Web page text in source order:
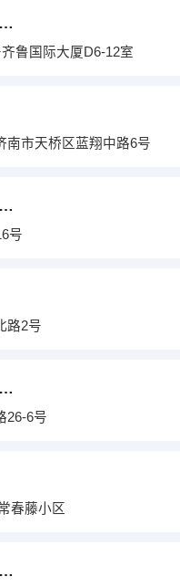
络科技有限公司
鲁国际大厦D6-12室
南市天桥区蓝翔中路6号
能天然气有限公司
号
路2号
市发展咨询有限公司
26-6号
春藤小区
区神爱化妆品店